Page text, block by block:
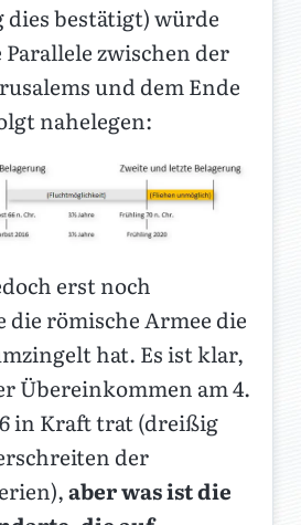
bestätigt) würde
zwischen der
und dem Ende
nahelegen:
erst noch
die römische Armee die
hat. Es ist klar,
Übereinkommen am 4.
in Kraft trat (dreißig
der
aber was ist die